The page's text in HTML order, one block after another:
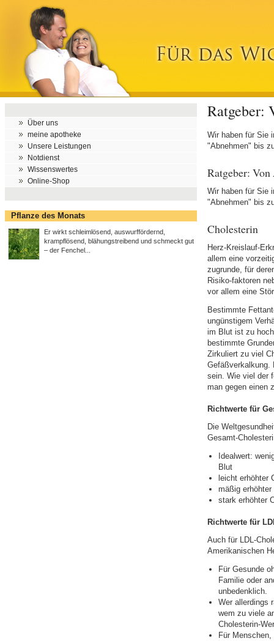
Über uns
meine apotheke
Unsere Leistungen
Notdienst
Wissenswertes
Online-Shop
Pflanze des Monats
Er wirkt schleimlösend, auswurffördernd,
krampflösend, blähungstreibend und schmeckt gut
– der Fenchel...
Ratgeber:
Wir haben für Sie
"Abnehmen" bis
Ratgeber:
Wir haben für Sie
"Abnehmen" bis
Cholesterin
Herz-Kreislauf-
allem eine
zugrunde, für
Risiko-faktoren
vor allem eine
Bestimmte
ungünstigem
im Blut ist zu
bestimmte
Zirkuliert zu viel
Gefäßverkalkung.
sein. Wie viel der
man gegen einen
Richtwerte für
Die
Gesamt-
Idealwert:
Blut
leicht erhöhter
mäßig
stark erhöhter
Richtwerte für
Auch für LDL-
Amerikanischen
Für Gesunde
Familie oder
unbedenklich.
Wer allerdings
wem zu viele
Cholesterin-
Für